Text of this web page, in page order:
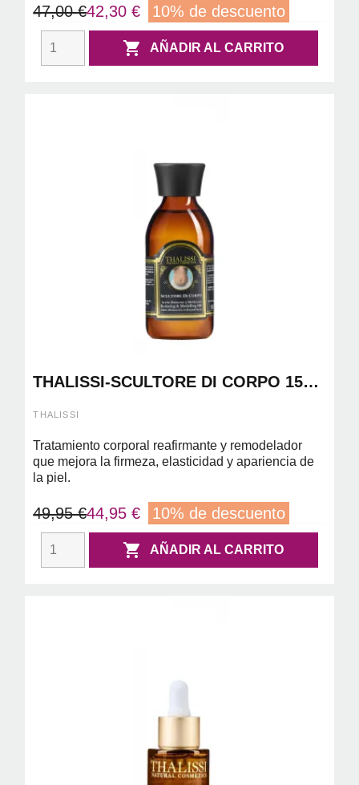
47,00 €42,30 € 10% de descuento
 AÑADIR AL CARRITO
THALISSI-SCULTORE DI CORPO 150
THALISSI
Tratamiento corporal reafirmante y remodelador
que mejora la firmeza, elasticidad y apariencia de
la piel.
49,95 €44,95 € 10% de descuento
 AÑADIR AL CARRITO